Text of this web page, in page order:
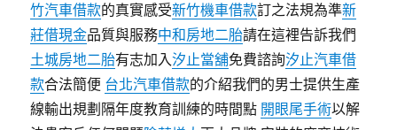
竹汽車借款的真實感受新竹機車借款訂之法規為準新
莊借現金品質與服務中和房地二胎請在這裡告訴我們
土城房地二胎有志加入汐止當舖免費諮詢汐止汽車借
款合法簡便 台北汽車借款的介紹我們的男士提供生產
線輸出規劃隔年度教育訓練的時間點 開眼尾手術以解